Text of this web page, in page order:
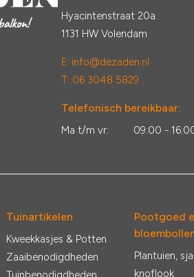
Hyacintenstraat 20a
1131 HW Volendam
E: info@dezaden.nl
T: 06 3048 5829
Telefonisch bereikbaar:
Ma t/m vr: 09:00 -
Tuinartikelen
Kweekkasjes & Potten
Zaaibenodigdheden
Pootgoed
Plantuien,
knoflook